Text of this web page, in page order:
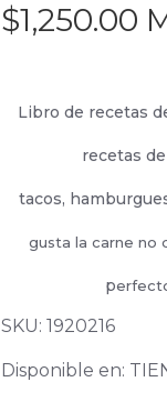
$1,250.00
Libro de recetas
recetas
tacos,
gusta la carne no
p
SKU: 1920216
Disponible en: